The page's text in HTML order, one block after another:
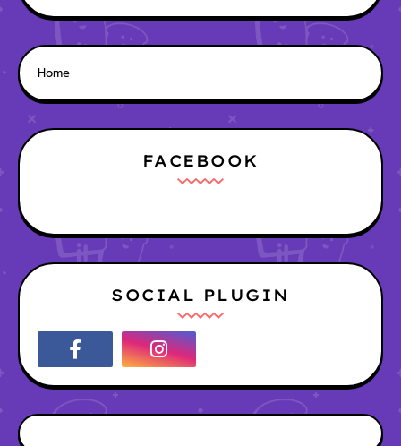
Home
FACEBOOK
SOCIAL PLUGIN